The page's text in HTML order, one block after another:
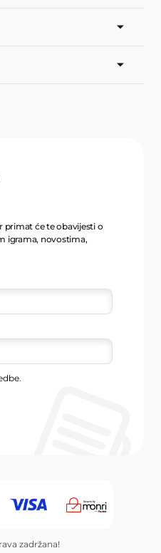
primat će te obavijesti o
igrama, novostima,
.
zadržana!